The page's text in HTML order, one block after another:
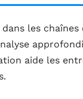
les
aide les